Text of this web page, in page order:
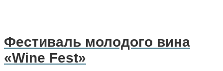
Фестиваль молодого вина
«Wine Fest»